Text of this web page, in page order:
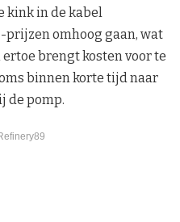
kink in de kabel
omhoog gaan, wat
brengt kosten voor te
binnen korte tijd naar
de pomp.